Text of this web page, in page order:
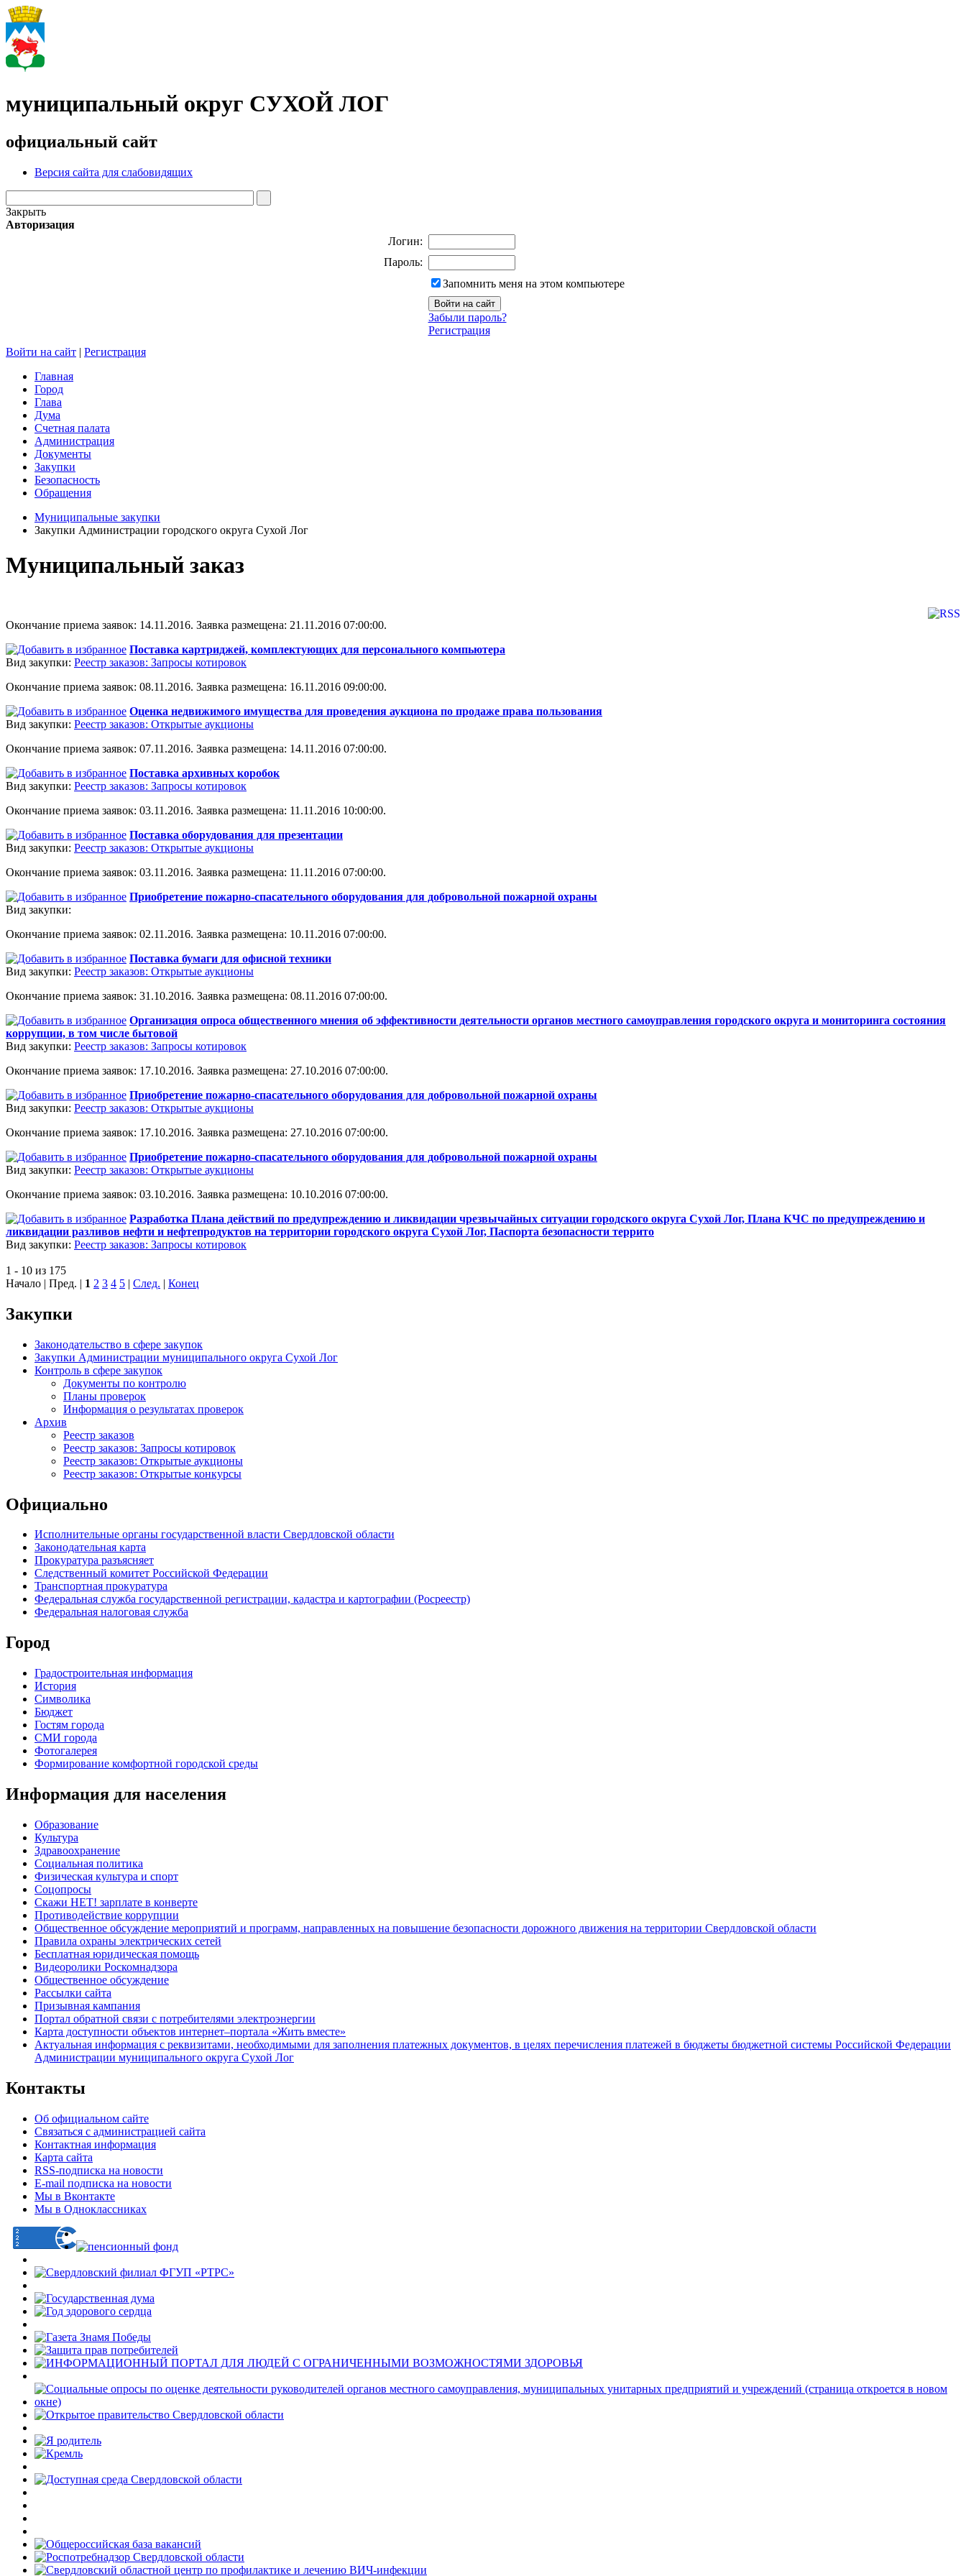
муниципальный округ СУХОЙ ЛОГ
официальный сайт
Версия сайта для слабовидящих
Закрыть
Авторизация
Логин:
Пароль:
Запомнить меня на этом компьютере
Забыли пароль?
Регистрация
Войти на сайт | Регистрация
Главная
Город
Глава
Дума
Счетная палата
Администрация
Документы
Закупки
Безопасность
Обращения
Муниципальные закупки
Закупки Администрации городского округа Сухой Лог
Муниципальный заказ
Окончание приема заявок: 14.11.2016. Заявка размещена: 21.11.2016 07:00:00.
Поставка картриджей, комплектующих для персонального компьютера
Вид закупки: Реестр заказов: Запросы котировок
Окончание приема заявок: 08.11.2016. Заявка размещена: 16.11.2016 09:00:00.
Оценка недвижимого имущества для проведения аукциона по продаже права пользования
Вид закупки: Реестр заказов: Открытые аукционы
Окончание приема заявок: 07.11.2016. Заявка размещена: 14.11.2016 07:00:00.
Поставка архивных коробок
Вид закупки: Реестр заказов: Запросы котировок
Окончание приема заявок: 03.11.2016. Заявка размещена: 11.11.2016 10:00:00.
Поставка оборудования для презентации
Вид закупки: Реестр заказов: Открытые аукционы
Окончание приема заявок: 03.11.2016. Заявка размещена: 11.11.2016 07:00:00.
Приобретение пожарно-спасательного оборудования для добровольной пожарной охраны
Вид закупки:
Окончание приема заявок: 02.11.2016. Заявка размещена: 10.11.2016 07:00:00.
Поставка бумаги для офисной техники
Вид закупки: Реестр заказов: Открытые аукционы
Окончание приема заявок: 31.10.2016. Заявка размещена: 08.11.2016 07:00:00.
Организация опроса общественного мнения об эффективности деятельности органов местного самоуправления городского округа и мониторинга состояния
коррупции, в том числе бытовой
Вид закупки: Реестр заказов: Запросы котировок
Окончание приема заявок: 17.10.2016. Заявка размещена: 27.10.2016 07:00:00.
Приобретение пожарно-спасательного оборудования для добровольной пожарной охраны
Вид закупки: Реестр заказов: Открытые аукционы
Окончание приема заявок: 17.10.2016. Заявка размещена: 27.10.2016 07:00:00.
Приобретение пожарно-спасательного оборудования для добровольной пожарной охраны
Вид закупки: Реестр заказов: Открытые аукционы
Окончание приема заявок: 03.10.2016. Заявка размещена: 10.10.2016 07:00:00.
Разработка Плана действий по предупреждению и ликвидации чрезвычайных ситуации городского округа Сухой Лог, Плана КЧС по предупреждению и
ликвидации разливов нефти и нефтепродуктов на территории городского округа Сухой Лог, Паспорта безопасности террито
Вид закупки: Реестр заказов: Запросы котировок
1 - 10 из 175
Начало | Пред. | 1 2 3 4 5 | След. | Конец
Закупки
Законодательство в сфере закупок
Закупки Администрации муниципального округа Сухой Лог
Контроль в сфере закупок
Документы по контролю
Планы проверок
Информация о результатах проверок
Архив
Реестр заказов
Реестр заказов: Запросы котировок
Реестр заказов: Открытые аукционы
Реестр заказов: Открытые конкурсы
Официально
Исполнительные органы государственной власти Свердловской области
Законодательная карта
Прокуратура разъясняет
Следственный комитет Российской Федерации
Транспортная прокуратура
Федеральная служба государственной регистрации, кадастра и картографии (Росреестр)
Федеральная налоговая служба
Город
Градостроительная информация
История
Символика
Бюджет
Гостям города
СМИ города
Фотогалерея
Формирование комфортной городской среды
Информация для населения
Образование
Культура
Здравоохранение
Социальная политика
Физическая культура и спорт
Соцопросы
Скажи НЕТ! зарплате в конверте
Противодействие коррупции
Общественное обсуждение мероприятий и программ, направленных на повышение безопасности дорожного движения на территории Свердловской области
Правила охраны электрических сетей
Бесплатная юридическая помощь
Видеоролики Роскомнадзора
Общественное обсуждение
Рассылки сайта
Призывная кампания
Портал обратной связи с потребителями электроэнергии
Карта доступности объектов интернет–портала «Жить вместе»
Актуальная информация с реквизитами, необходимыми для заполнения платежных документов, в целях перечисления платежей в бюджеты бюджетной системы Российской Федерации
Администрации муниципального округа Сухой Лог
Контакты
Об официальном сайте
Связаться с администрацией сайта
Контактная информация
Карта сайта
RSS-подписка на новости
E-mail подписка на новости
Мы в Вконтакте
Мы в Одноклассниках